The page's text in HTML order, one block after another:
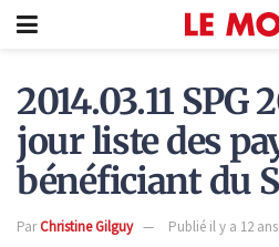
2014.03.11 SPG
jour liste des
bénéficiant du
ParChristine Gilguy Publié il y a 12 ans